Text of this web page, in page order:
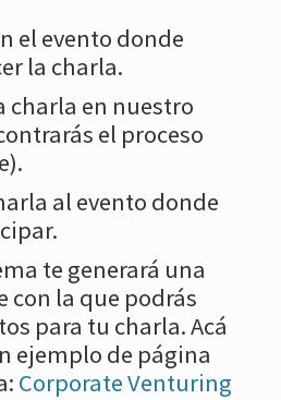
el evento donde
la charla.
charla en nuestro
el proceso
al evento donde
te generará una
con la que podrás
para tu charla. Acá
ejemplo de página
Corporate Venturing